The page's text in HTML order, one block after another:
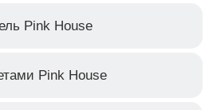
Pink House
Pink House